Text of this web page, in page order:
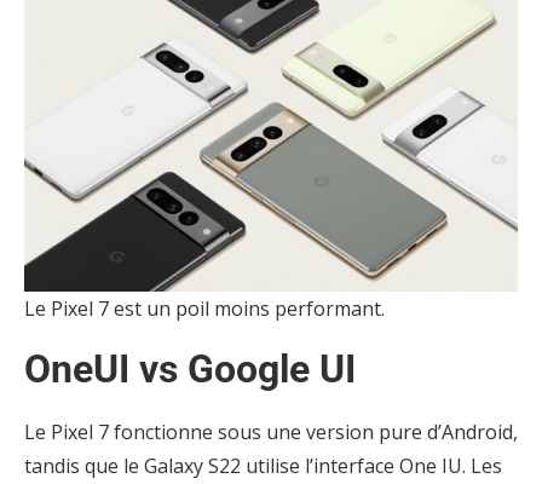
Le Pixel 7 est un poil moins performant.
OneUI vs Google UI
Le Pixel 7 fonctionne sous une version pure d’Android,
tandis que le Galaxy S22 utilise l’interface One IU. Les